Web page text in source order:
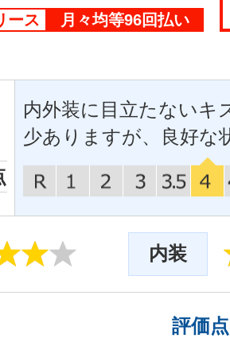
ース 月々均等96回払い
内外装に目立たないキ
少ありますが、良好な
内装
評価